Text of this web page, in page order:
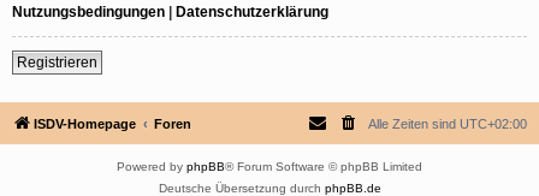
Nutzungsbedingungen | Datenschutzerklärung
Registrieren
ISDV-Homepage Foren Alle Zeiten sind UTC+02:00
Powered by phpBB® Forum Software © phpBB Limited
Deutsche Übersetzung durch phpBB.de